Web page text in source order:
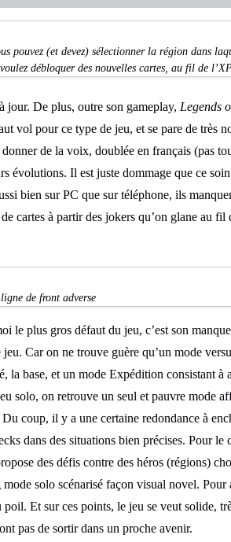
pouvez (et devez) sélectionner la région dans
voulez débloquer des nouvelles cartes, au fil de
jour. De plus, outre son gameplay, Legends
vol pour ce type de jeu, et se pare de très
de la voix, doublée en français (pas
évolutions. Il est juste dommage que ce
bien sur PC que sur téléphone, ils
cartes à partir des jokers qu’on glane au fil
de front adverse
le plus gros défaut du jeu, c’est son
jeu. Car on ne trouve guère qu’un mode
la base, et un mode Expédition consistant à
solo, on retrouve un seul et pauvre mode
coup, il y a une certaine redondance à
dans des situations bien précises. Pour le
des défis contre des héros (régions)
solo scénarisé façon visual novel. Pour
Et sur ces points, le jeu se veut solide,
pas de sortir dans un proche avenir.